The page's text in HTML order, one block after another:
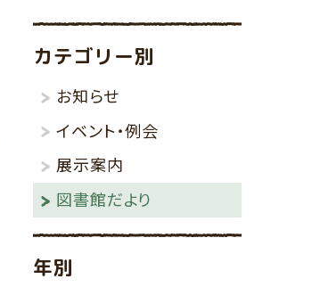
カテゴリー別
お知らせ
イベント・例会
展示案内
図書館だより
年別